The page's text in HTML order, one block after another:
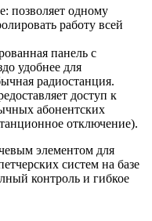
позволяет одному
работу всей
панель с
удобнее для
радиостанция.
доступ к
абонентских
отключение).
элементом для
систем на базе
контроль и гибкое